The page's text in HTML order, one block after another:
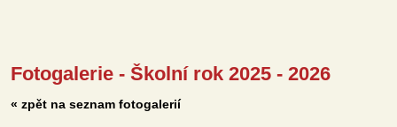
Fotogalerie - Školní rok 2025 - 2026
« zpět na seznam fotogalerií